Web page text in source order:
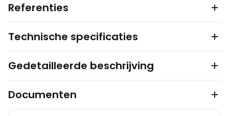
Referenties
Technische specificaties
Gedetailleerde beschrijving
Documenten